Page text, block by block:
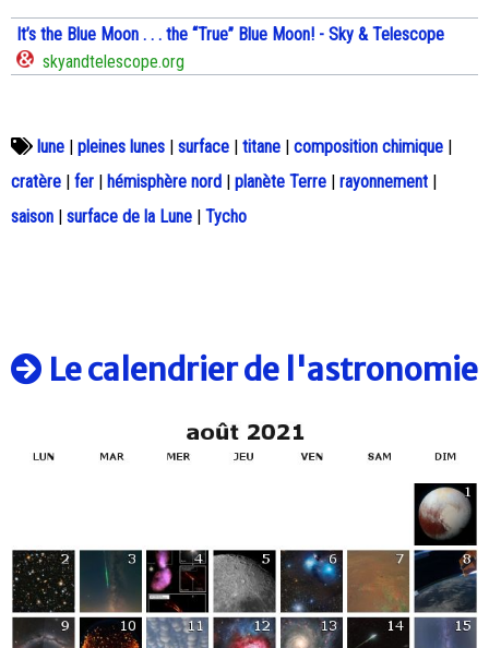
It’s the Blue Moon . . . the “True” Blue Moon! - Sky & Telescope
skyandtelescope.org
lune | pleines lunes | surface | titane | composition chimique |
cratère | fer | hémisphère nord | planète Terre | rayonnement |
saison | surface de la Lune | Tycho
Le calendrier de l'astronomie